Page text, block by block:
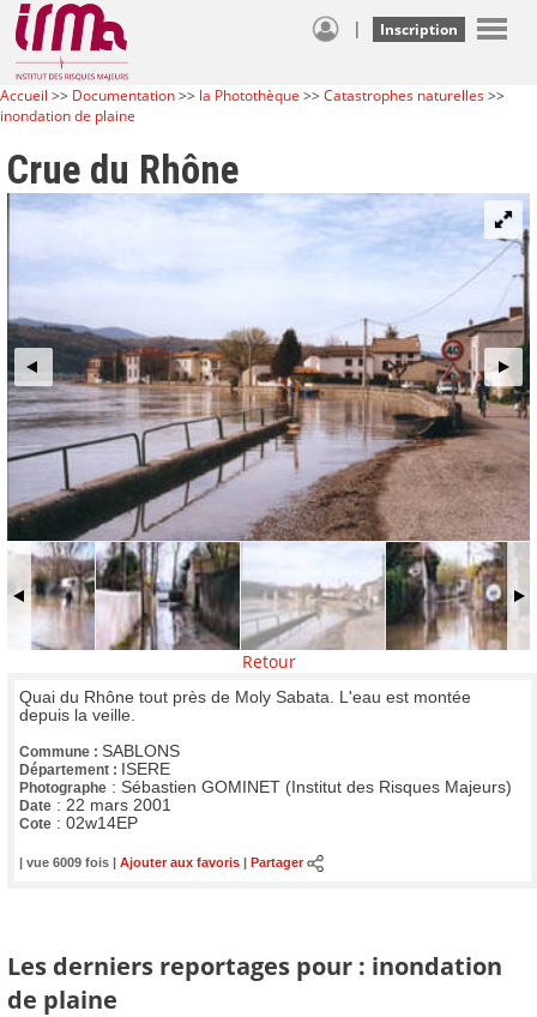
| Inscription
Accueil >> Documentation>> la Photothèque >>Catastrophes naturelles>>
inondation de plaine
Crue du Rhône
Retour
Quai du Rhône tout près de Moly Sabata. L'eau est montée
depuis la veille.
Commune : SABLONS
Département : ISERE
Photographe : Sébastien GOMINET (Institut des Risques Majeurs)
Date : 22 mars 2001
Cote : 02w14EP
| vue 6009 fois | Ajouter aux favoris Partager
Les derniers reportages pour : inondation
de plaine